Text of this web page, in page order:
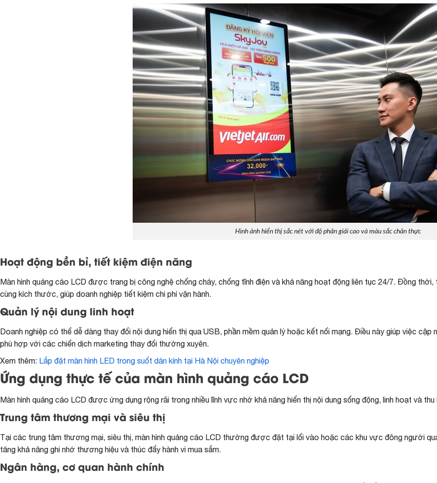
Hình ảnh hiển thị sắc nét với độ phân giải cao và màu sắc chân thực
Hoạt động bền bỉ, tiết kiệm điện năng
Màn hình quảng cáo LCD được trang bị công nghệ chống cháy, chống tĩnh điện và khả năng hoạt động liên tục 24/7. Đồng
cùng kích thước, giúp doanh nghiệp tiết kiệm chi phí vận hành.
Quản lý nội dung linh hoạt
Doanh nghiệp có thể dễ dàng thay đổi nội dung hiển thị qua USB, phần mềm quản lý hoặc kết nối mạng. Điều này giúp việc
phù hợp với các chiến dịch marketing thay đổi thường xuyên.
Xem thêm: Lắp đặt màn hình LED trong suốt dán kính tại Hà Nội chuyên nghiệp
Ứng dụng thực tế của màn hình quảng cáo LCD
Màn hình quảng cáo LCD được ứng dụng rộng rãi trong nhiều lĩnh vực nhờ khả năng hiển thị nội dung sống động, linh hoạt và thu
Trung tâm thương mại và siêu thị
Tại các trung tâm thương mại, siêu thị, màn hình quảng cáo LCD thường được đặt tại lối vào hoặc các khu vực đông người
tăng khả năng ghi nhớ thương hiệu và thúc đẩy hành vi mua sắm.
Ngân hàng, cơ quan hành chính